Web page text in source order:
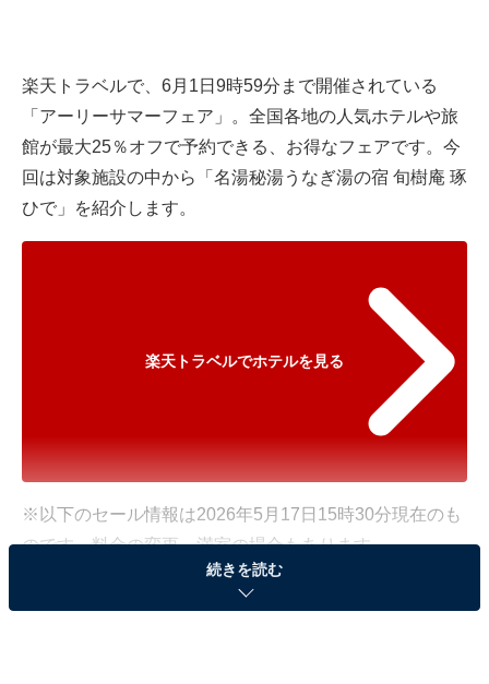
楽天トラベルで、6月1日9時59分まで開催されている
「アーリーサマーフェア」。全国各地の人気ホテルや旅
館が最大25％オフで予約できる、お得なフェアです。今
回は対象施設の中から「名湯秘湯うなぎ湯の宿 旬樹庵 琢
ひで」を紹介します。
楽天トラベルでホテルを見る
※以下のセール情報は2026年5月17日15時30分現在のも
のです。料金の変更、満室の場合もあります。
※本記事で紹介している商品の購入やサービスの利用により、売上の一部が
オールアバウトに還元されることがあります。
続きを読む